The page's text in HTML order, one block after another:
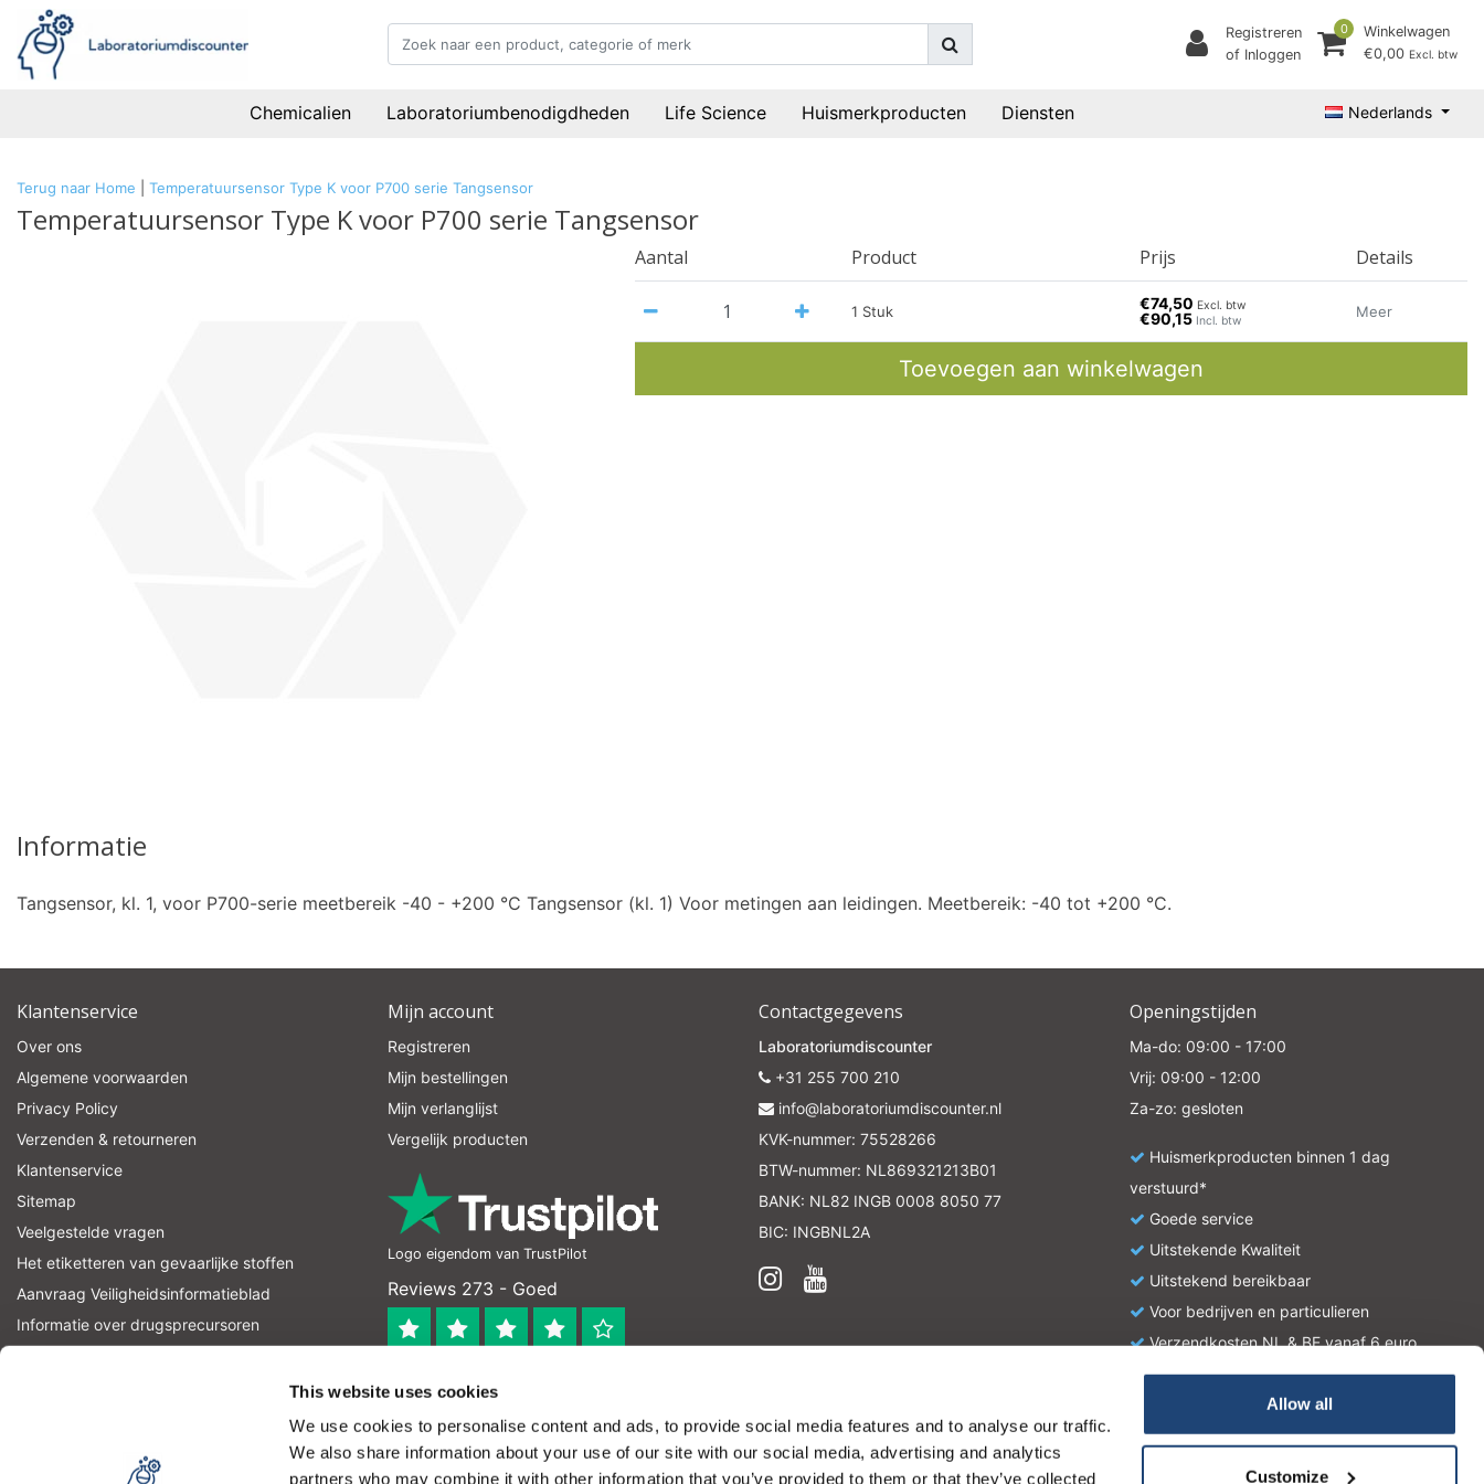
This website uses cookies
We use cookies to personalise content and ads, to provide social media features and to analyse our traffic.
We also share information about your use of our site with our social media, advertising and analytics
partners who may combine it with other information that you’ve provided to them or that they’ve collected
Allow all
Customize
Registreren
of Inloggen
0
Winkelwagen
€0,00 Excl. btw
Chemicalien Laboratoriumbenodigdheden Life Science Huismerkproducten Diensten Nederlands
Terug naar Home Temperatuursensor Type K voor P700 serie Tangsensor
Temperatuursensor Type K voor P700 serie Tangsensor
Aantal Product Prijs Details
1 Stuk €74,50 Excl. btw
€90,15 Incl. btw
Meer
Toevoegen aan winkelwagen
Informatie
Tangsensor, kl. 1, voor P700-serie meetbereik -40 - +200 °C Tangsensor (kl. 1) Voor metingen aan leidingen. Meetbereik: -40 tot +200 °C.
Klantenservice
Over ons
Algemene voorwaarden
Privacy Policy
Verzenden & retourneren
Klantenservice
Sitemap
Veelgestelde vragen
Het etiketteren van gevaarlijke stoffen
Aanvraag Veiligheidsinformatieblad
Informatie over drugsprecursoren
Mijn account
Registreren
Mijn bestellingen
Mijn verlanglijst
Vergelijk producten
Logo eigendom van TrustPilot
Reviews 273 - Goed
Contactgegevens
Laboratoriumdiscounter
+31 255 700 210
info@laboratoriumdiscounter.nl
KVK-nummer: 75528266
BTW-nummer: NL869321213B01
BANK: NL82 INGB 0008 8050 77
BIC: INGBNL2A
Openingstijden
Ma-do: 09:00 - 17:00
Vrij: 09:00 - 12:00
Za-zo: gesloten
Huismerkproducten binnen 1 dag
verstuurd*
Goede service
Uitstekende Kwaliteit
Uitstekend bereikbaar
Voor bedrijven en particulieren
Verzendkosten NL & BE vanaf 6 euro
Let op! Op onze productomschrijvingen kunnen geen rechten verleend worden en zijn enkel ter educatie en/of informatie en zijn geen handleiding of omschrijving hoe u het
product kan en mag gebruiken. U bent zelf verantwoordelijk voor het toepassen van eventuele nationale en internationale wetgeving omtrent het gebruik van chemicaliën.